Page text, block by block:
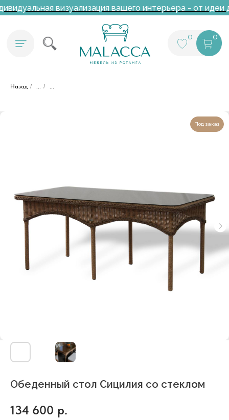
визуализация вашего интерьера - от идеи
Назад / ... / ...
Под заказ
Обеденный стол Сицилия со стеклом
134 600 р.